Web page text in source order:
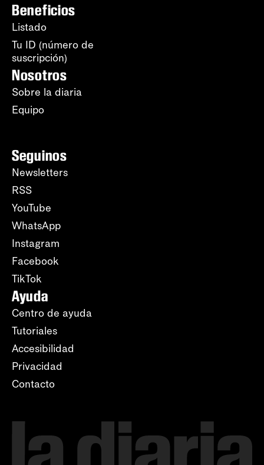
Beneficios
Listado
Tu ID (número de
suscripción)
Nosotros
Sobre la diaria
Equipo
Seguinos
Newsletters
RSS
YouTube
WhatsApp
Instagram
Facebook
TikTok
Ayuda
Centro de ayuda
Tutoriales
Accesibilidad
Privacidad
Contacto